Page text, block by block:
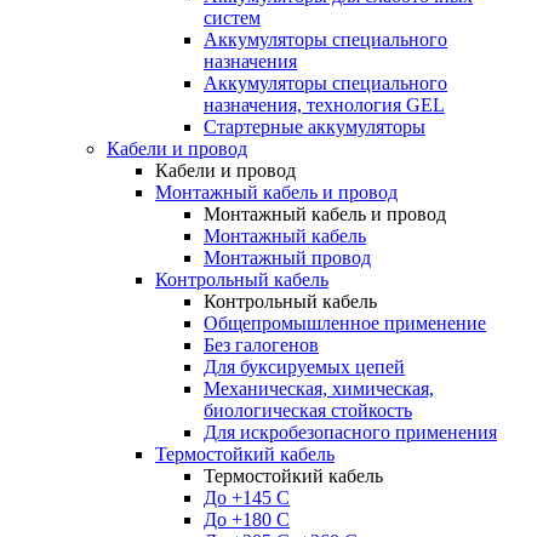
систем
Аккумуляторы специального
назначения
Аккумуляторы специального
назначения, технология GEL
Стартерные аккумуляторы
Кабели и провод
Кабели и провод
Монтажный кабель и провод
Монтажный кабель и провод
Монтажный кабель
Монтажный провод
Контрольный кабель
Контрольный кабель
Общепромышленное применение
Без галогенов
Для буксируемых цепей
Механическая, химическая,
биологическая стойкость
Для искробезопасного применения
Термостойкий кабель
Термостойкий кабель
До +145 С
До +180 C